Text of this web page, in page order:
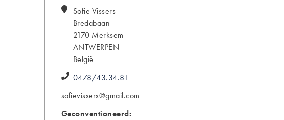
Sofie Vissers
Bredabaan
2170 Merksem
ANTWERPEN
België
0478/43.34.81
sofievissers@gmail.com
Geconventioneerd: